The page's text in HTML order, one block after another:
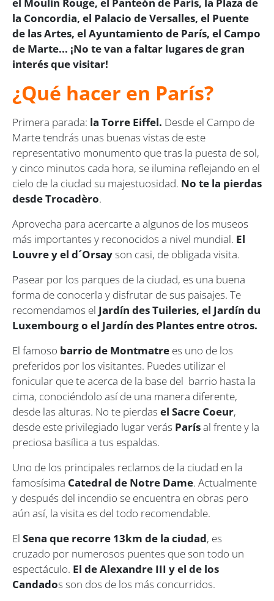
la Concordia, el Palacio de Versalles, el Puente
de las Artes, el Ayuntamiento de París, el Campo
de Marte... ¡No te van a faltar lugares de gran
interés que visitar!
¿Qué hacer en París?
Primera parada: la Torre Eiffel. Desde el Campo de
Marte tendrás unas buenas vistas de este
representativo monumento que tras la puesta de sol,
y cinco minutos cada hora, se ilumina reflejando en el
cielo de la ciudad su majestuosidad. No te la pierdas
desde Trocadèro.
Aprovecha para acercarte a algunos de los museos
más importantes y reconocidos a nivel mundial. El
Louvre y el d´Orsayson casi, de obligada visita.
Pasear por los parques de la ciudad, es una buena
forma de conocerla y disfrutar de sus paisajes. Te
recomendamos el Jardín des Tuileries, el Jardín du
Luxembourg o el Jardín des Plantes entre otros.
El famoso barrio de Montmatre es uno de los
preferidos por los visitantes. Puedes utilizar el
fonicular que te acerca de la base del barrio hasta la
cima, conociéndolo así de una manera diferente,
desde las alturas. No te pierdas el Sacre Coeur,
desde este privilegiado lugar verás Parísal frente y la
preciosa basílica a tus espaldas.
Uno de los principales reclamos de la ciudad en la
famosísima Catedral de Notre Dame. Actualmente
y después del incendio se encuentra en obras pero
aún así, la visita es del todo recomendable.
El Sena que recorre 13km de la ciudad, es
cruzado por numerosos puentes que son todo un
espectáculo. El de Alexandre III y el de los
Candados son dos de los más concurridos.